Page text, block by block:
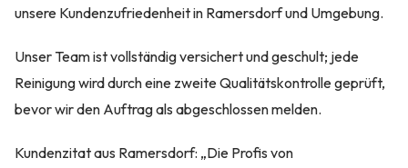
unsere Kundenzufriedenheit in Ramersdorf und Umgebung.
Unser Team ist vollständig versichert und geschult; jede
Reinigung wird durch eine zweite Qualitätskontrolle geprüft,
bevor wir den Auftrag als abgeschlossen melden.
Kundenzitat aus Ramersdorf: „Die Profis von